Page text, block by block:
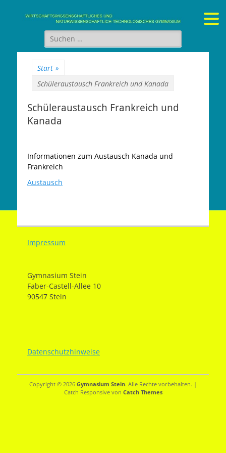
Gymnasium Stein
wirtschaftswissenschaftliches und naturwissenschaftlich-
technologisches Gymnasium
Suchen
nach:
Start »
Schüleraustausch Frankreich und Kanada
Schüleraustausch Frankreich und
Kanada
Informationen zum Austausch Kanada und
Frankreich
Austausch
Impressum
Gymnasium Stein
Faber-Castell-Allee 10
90547 Stein
Datenschutzhinweise
Copyright © 2026 Gymnasium Stein. Alle Rechte vorbehalten. |
Catch Responsive von Catch Themes